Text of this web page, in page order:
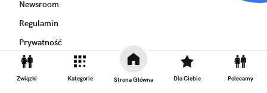
Związki Kategorie Strona Główna Dla Ciebie Polecamy
Newsroom
Regulamin
Prywatność